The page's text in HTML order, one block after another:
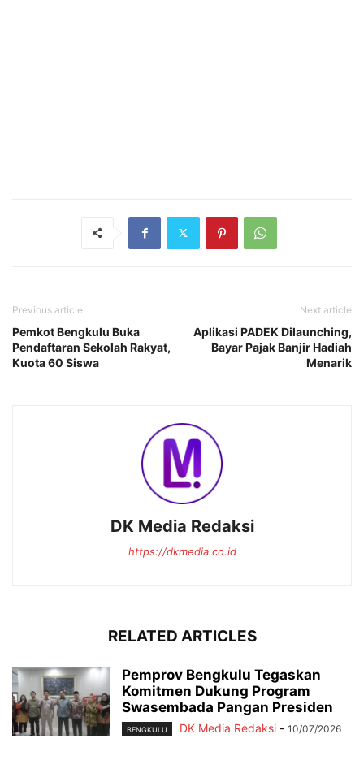
Previous article
Pemkot Bengkulu Buka
Pendaftaran Sekolah Rakyat,
Kuota 60 Siswa
Next article
Aplikasi PADEK Dilaunching,
Bayar Pajak Banjir Hadiah
Menarik
DK Media Redaksi
https://dkmedia.co.id
RELATED ARTICLES
Pemprov Bengkulu Tegaskan
Komitmen Dukung Program
Swasembada Pangan Presiden
BENGKULU DK Media Redaksi - 10/07/2026